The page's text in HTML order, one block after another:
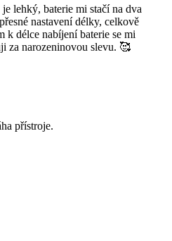
lehký, baterie mi stačí na dva
nastavení délky, celkově
k délce nabíjení baterie se mi
za narozeninovou slevu. 🥰
přístroje.